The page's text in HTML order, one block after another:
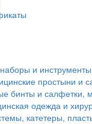
наборы и
простыни и
бинты и салфетки,
одежда и
катетеры,